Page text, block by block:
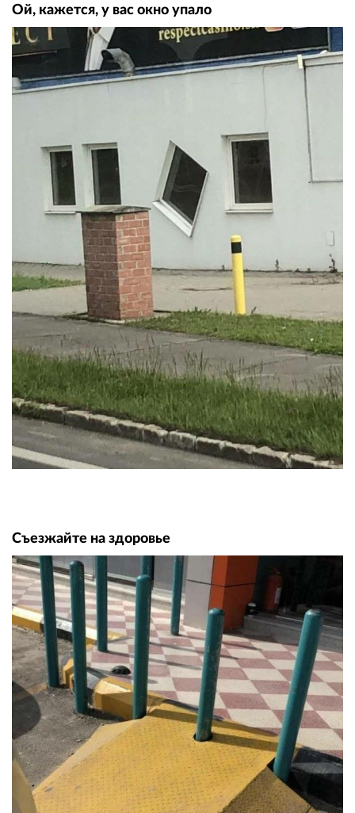
Ой, кажется, у вас окно упало
Съезжайте на здоровье